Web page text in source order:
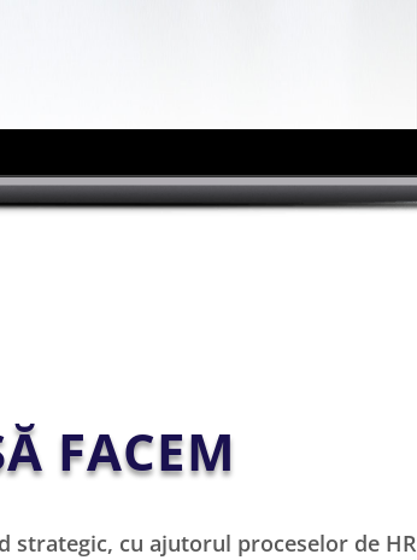
FACEM
strategic, cu ajutorul proceselor de HR